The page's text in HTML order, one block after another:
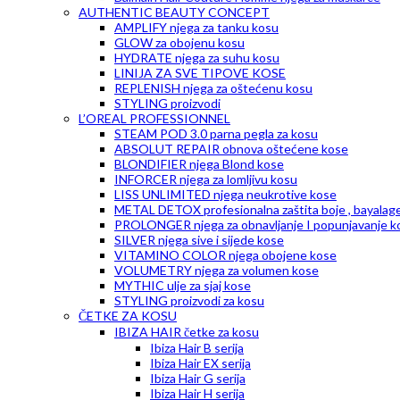
AUTHENTIC BEAUTY CONCEPT
AMPLIFY njega za tanku kosu
GLOW za obojenu kosu
HYDRATE njega za suhu kosu
LINIJA ZA SVE TIPOVE KOSE
REPLENISH njega za oštećenu kosu
STYLING proizvodi
L’OREAL PROFESSIONNEL
STEAM POD 3.0 parna pegla za kosu
ABSOLUT REPAIR obnova oštećene kose
BLONDIFIER njega Blond kose
INFORCER njega za lomljivu kosu
LISS UNLIMITED njega neukrotive kose
METAL DETOX profesionalna zaštita boje ,
PROLONGER njega za obnavljanje I popunjavanje
SILVER njega sive i sijede kose
VITAMINO COLOR njega obojene kose
VOLUMETRY njega za volumen kose
MYTHIC ulje za sjaj kose
STYLING proizvodi za kosu
ČETKE ZA KOSU
IBIZA HAIR četke za kosu
Ibiza Hair B serija
Ibiza Hair EX serija
Ibiza Hair G serija
Ibiza Hair H serija